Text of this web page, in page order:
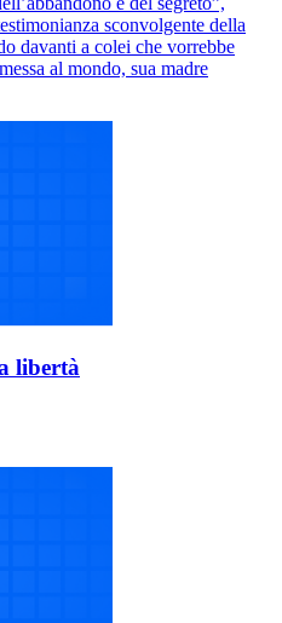
sconvolgente della
davanti a colei che vorrebbe
al mondo, sua madre
libertà